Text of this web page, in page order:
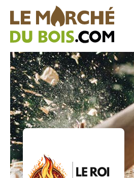
CHAUFFAGE AU BOIS
FAQ
CALCULER SA CONSOMMATION
TROUVER SON FOURNISSEUR
BLOG